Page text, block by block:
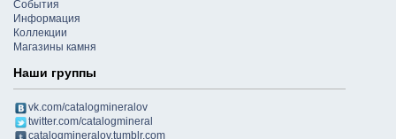
События
Информация
Коллекции
Магазины камня
Наши группы
vk.com/catalogmineralov
twitter.com/catalogmineral
catalogmineralov.tumblr.com